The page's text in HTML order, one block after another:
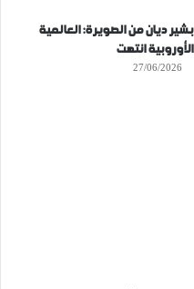
بشير ديان من الصويرة: العالمية
الأوروبية انتهت
27/06/2026